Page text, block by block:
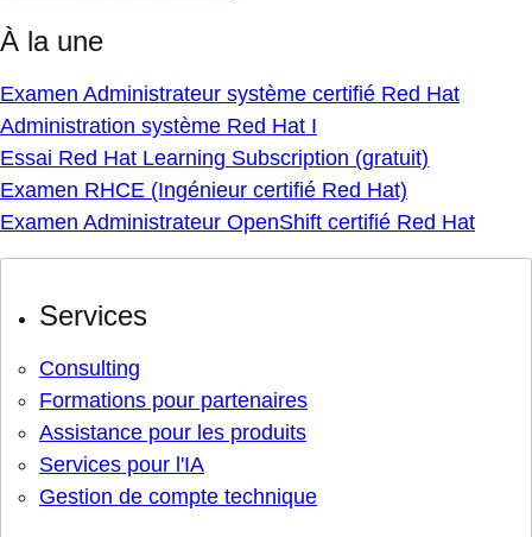
À la une
Examen Administrateur système certifié Red Hat
Administration système Red Hat I
Essai Red Hat Learning Subscription (gratuit)
Examen RHCE (Ingénieur certifié Red Hat)
Examen Administrateur OpenShift certifié Red Hat
Services
Consulting
Formations pour partenaires
Assistance pour les produits
Services pour l'IA
Gestion de compte technique